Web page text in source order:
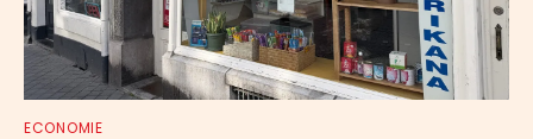
ECONOMIE